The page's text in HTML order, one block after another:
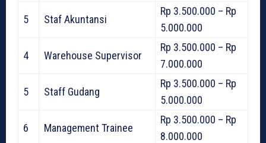
5 Staf Akuntansi
Rp 3.500.000 – Rp
5.000.000
4 Warehouse Supervisor
Rp 3.500.000 – Rp
7.000.000
5 Staff Gudang
Rp 3.500.000 – Rp
5.000.000
6 Management Trainee
Rp 3.500.000 – Rp
8.000.000